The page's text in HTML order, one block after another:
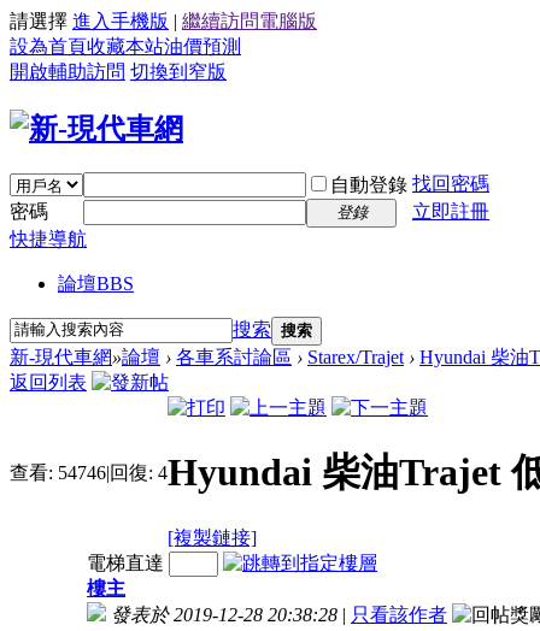
請選擇 進入手機版 | 繼續訪問電腦版
設為首頁收藏本站油價預測
開啟輔助訪問 切換到窄版
自動登錄 找回密碼
密碼
登錄
立即註冊
快捷導航
論壇BBS
搜索 搜索
新-現代車網»論壇 › 各車系討論區 › Starex/Trajet › Hyundai 柴油
返回列表
查看: 54746|回復: 4Hyundai 柴油Trajet
[複製鏈接]
電梯直達
樓主
發表於 2019-12-28 20:38:28 | 只看該作者